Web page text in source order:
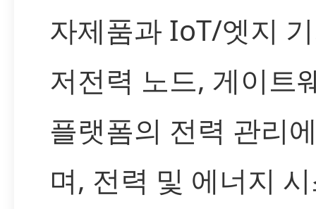
자제품과 IoT/엣지
저전력 노드, 게이트
플랫폼의 전력 관리
며, 전력 및 에너지